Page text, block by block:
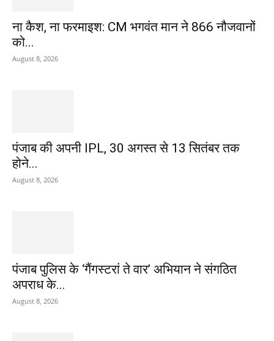
ना कैश, ना फरमाइश: CM भगवंत मान ने 866 नौजवानों
को...
August 8, 2026
पंजाब की अपनी IPL, 30 अगस्त से 13 सितंबर तक
होने...
August 8, 2026
पंजाब पुलिस के ‘गैंगस्टरां ते वार’ अभियान ने संगठित
अपराध के...
August 8, 2026